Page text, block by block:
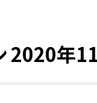
2020年